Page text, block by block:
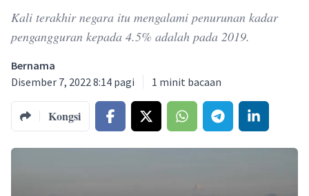
Kali terakhir negara itu mengalami penurunan kadar
pengangguran kepada 4.5% adalah pada 2019.
Bernama
Disember 7, 2022 8:14 pagi
1 minit bacaan
Kongsi